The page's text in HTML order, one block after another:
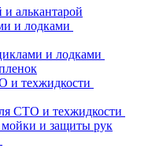
и алькантарой
и лодками
и лодками
и техжидкости
СТО и техжидкости
мойки и защиты рук